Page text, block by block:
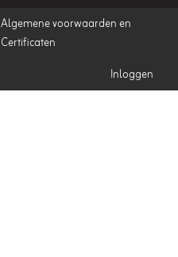
Algemene voorwaarden en
Certificaten
Inloggen